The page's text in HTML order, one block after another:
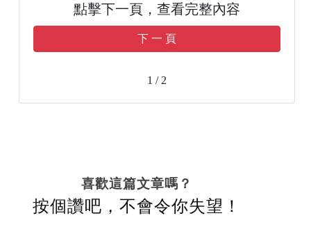
點擊下一頁，查看完整內容
下 一 頁
1 / 2
喜歡這篇文章嗎？
按個讚吧，不會令你失望！